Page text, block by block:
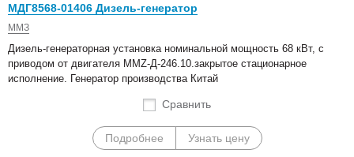
МДГ8568-01406 Дизель-генератор
ММЗ
Дизель-генераторная установка номинальной мощность 68 кВт, с
приводом от двигателя MMZ-Д-246.10.закрытое стационарное
исполнение. Генератор производства Китай
Сравнить
Подробнее Узнать цену